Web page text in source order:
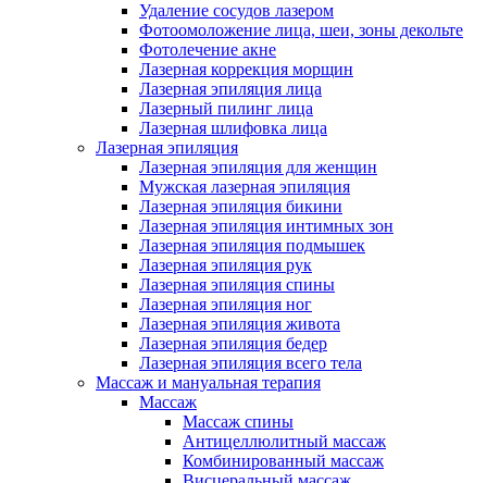
Удаление сосудов лазером
Фотоомоложение лица, шеи, зоны декольте
Фотолечение акне
Лазерная коррекция морщин
Лазерная эпиляция лица
Лазерный пилинг лица
Лазерная шлифовка лица
Лазерная эпиляция
Лазерная эпиляция для женщин
Мужская лазерная эпиляция
Лазерная эпиляция бикини
Лазерная эпиляция интимных зон
Лазерная эпиляция подмышек
Лазерная эпиляция рук
Лазерная эпиляция спины
Лазерная эпиляция ног
Лазерная эпиляция живота
Лазерная эпиляция бедер
Лазерная эпиляция всего тела
Массаж и мануальная терапия
Массаж
Массаж спины
Антицеллюлитный массаж
Комбинированный массаж